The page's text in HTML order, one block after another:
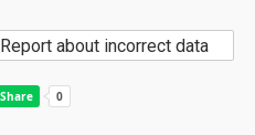
Report about incorrect data